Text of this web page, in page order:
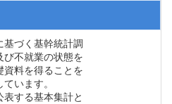
づく基幹統計調
び不就業の状態を
資料を得ることを
います。
する基本集計と